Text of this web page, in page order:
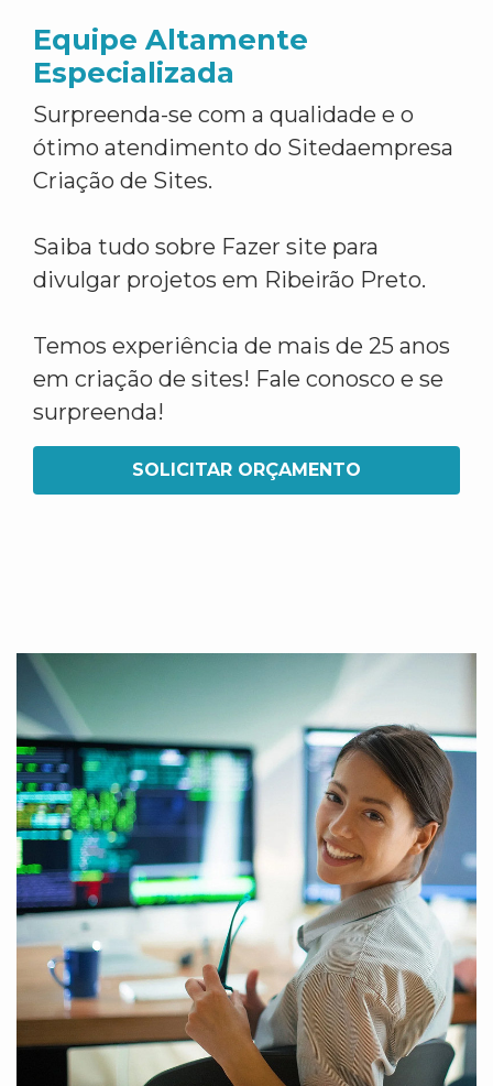
Equipe Altamente
Especializada
Surpreenda-se com a qualidade e o
ótimo atendimento do Sitedaempresa
Criação de Sites.
Saiba tudo sobre Fazer site para
divulgar projetos em Ribeirão Preto.
Temos experiência de mais de 25 anos
em criação de sites! Fale conosco e se
surpreenda!
SOLICITAR ORÇAMENTO